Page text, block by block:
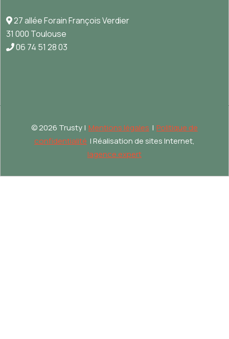
27 allée Forain François Verdier
31 000 Toulouse
06 74 51 28 03
©2026 Trusty | Mentions légales | Politique de
confidentialité | Réalisation de sites Internet,
lagence.expert